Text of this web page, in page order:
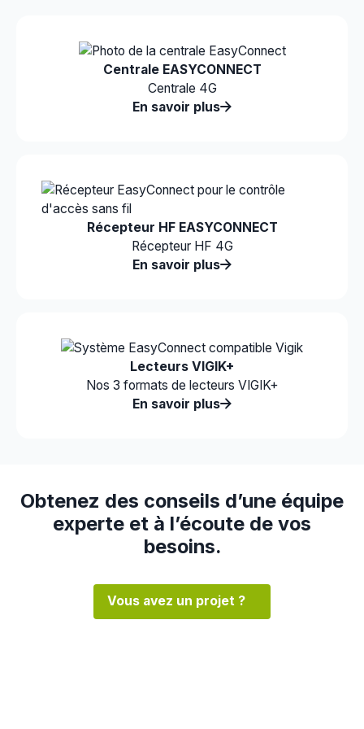
Centrale EASYCONNECT
Centrale 4G
En savoir plus
Récepteur HF EASYCONNECT
Récepteur HF 4G
En savoir plus
Lecteurs VIGIK+
Nos 3 formats de lecteurs VIGIK+
En savoir plus
Obtenez des conseils d’une équipe
experte et à l’écoute de vos
besoins.
Vous avez un projet ?